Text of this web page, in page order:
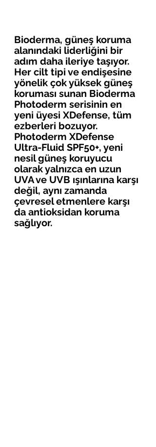
Bioderma, güneş koruma
alanındaki liderliğini bir
adım daha ileriye taşıyor.
Her cilt tipi ve endişesine
yönelik çok yüksek güneş
koruması sunan Bioderma
Photoderm serisinin en
yeni üyesi XDefense, tüm
ezberleri bozuyor.
Photoderm XDefense
Ultra-Fluid SPF50+, yeni
nesil güneş koruyucu
olarak yalnızca en uzun
UVA ve UVB ışınlarına karşı
değil, aynı zamanda
çevresel etmenlere karşı
da antioksidan koruma
sağlıyor.